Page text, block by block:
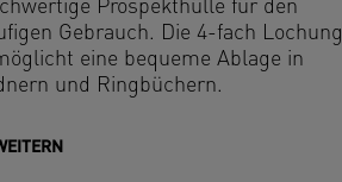
Prospekthülle für den
Gebrauch. Die 4-fach Lochung
eine bequeme Ablage in
und Ringbüchern.